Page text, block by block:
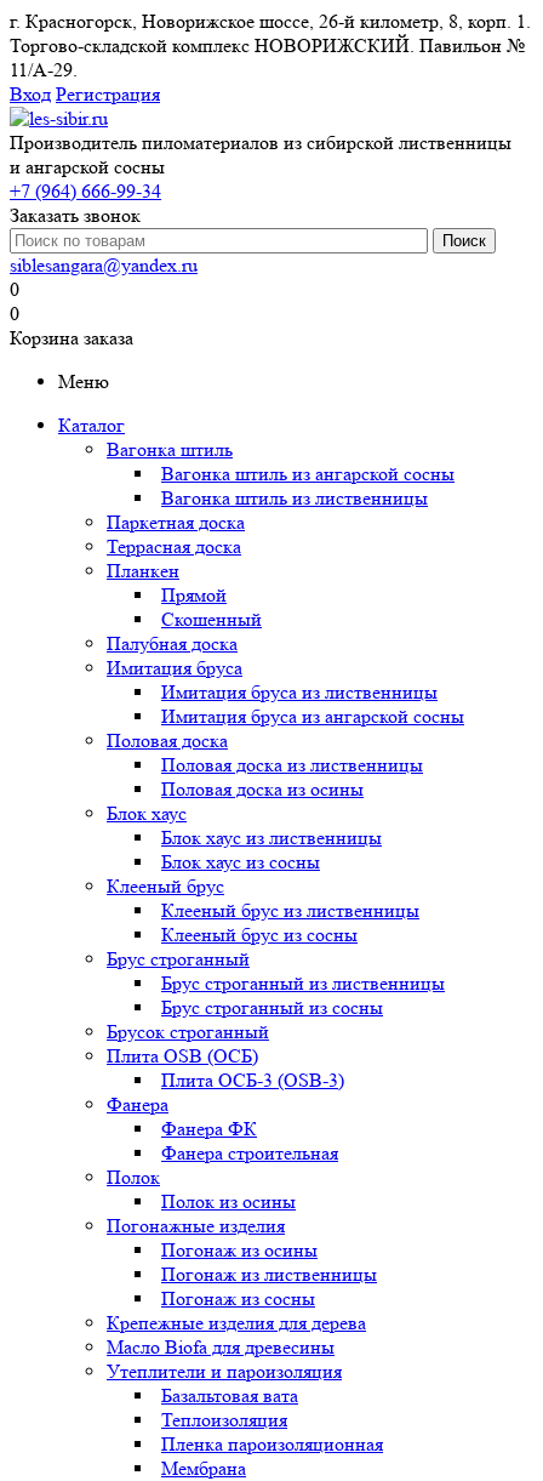
г. Красногорск, Новорижское шоссе, 26-й километр, 8, корп. 1.
Торгово-складской комплекс НОВОРИЖСКИЙ. Павильон №
11/A-29.
Вход Регистрация
Производитель пиломатериалов из сибирской лиственницы
и ангарской сосны
+7 (964) 666-99-34
Заказать звонок
siblesangara@yandex.ru
0
0
Корзина заказа
Меню
Каталог
Вагонка штиль
Вагонка штиль из ангарской сосны
Вагонка штиль из лиственницы
Паркетная доска
Террасная доска
Планкен
Прямой
Скошенный
Палубная доска
Имитация бруса
Имитация бруса из лиственницы
Имитация бруса из ангарской сосны
Половая доска
Половая доска из лиственницы
Половая доска из осины
Блок хаус
Блок хаус из лиственницы
Блок хаус из сосны
Клееный брус
Клееный брус из лиственницы
Клееный брус из сосны
Брус строганный
Брус строганный из лиственницы
Брус строганный из сосны
Брусок строганный
Плита OSB (ОСБ)
Плита ОСБ-3 (OSB-3)
Фанера
Фанера ФК
Фанера строительная
Полок
Полок из осины
Погонажные изделия
Погонаж из осины
Погонаж из лиственницы
Погонаж из сосны
Крепежные изделия для дерева
Масло Biofa для древесины
Утеплители и пароизоляция
Базальтовая вата
Теплоизоляция
Пленка пароизоляционная
Мембрана